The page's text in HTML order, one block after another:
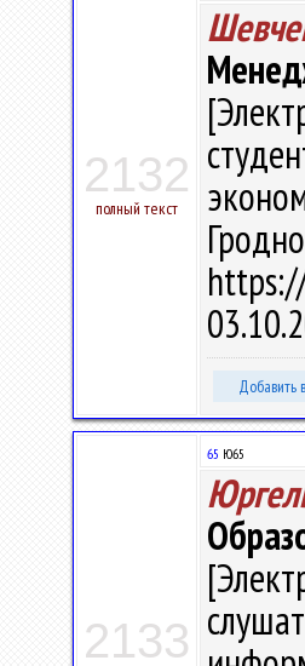
2132
полный текст
Добавить
2133
65 Ю65